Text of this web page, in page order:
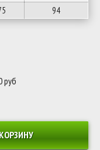
94
руб